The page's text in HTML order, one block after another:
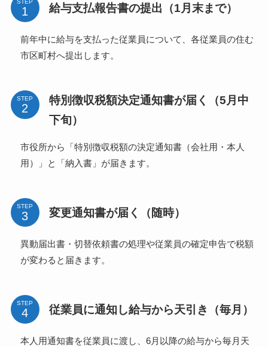
STEP
給与支払報告書の提出（1月末まで）
前年中に給与を支払った従業員について、各従業員の住む
市区町村へ提出します。
STEP
特別徴収税額決定通知書が届く（5月中
下旬）
市役所から「特別徴収税額の決定通知書（会社用・本人
用）」と「納入書」が届きます。
STEP
変更通知書が届く（随時）
異動届出書・切替依頼書の処理や従業員の確定申告で税額
が変わると届きます。
STEP
従業員に通知し給与から天引き（毎月）
本人用通知書を従業員に渡し、6月以降の給与から毎月天